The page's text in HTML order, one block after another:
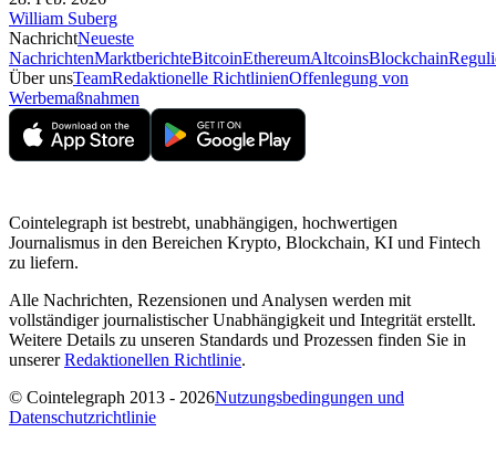
William Suberg
NachrichtNeueste
NachrichtenMarktberichteBitcoinEthereumAltcoinsBlockchain
Über unsTeamRedaktionelle RichtlinienOffenlegung von
Werbemaßnahmen
Cointelegraph ist bestrebt, unabhängigen, hochwertigen
Journalismus in den Bereichen Krypto, Blockchain, KI und Fintech
zu liefern.
Alle Nachrichten, Rezensionen und Analysen werden mit
vollständiger journalistischer Unabhängigkeit und Integrität erstellt.
Weitere Details zu unseren Standards und Prozessen finden Sie in
unsererRedaktionellen Richtlinie.
© Cointelegraph 2013 - 2026Nutzungsbedingungen und
Datenschutzrichtlinie